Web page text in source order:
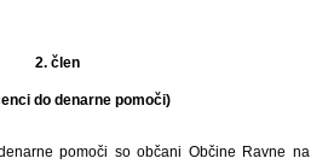
2. člen
do denarne pomoči)
pomoči so občani Občine Ravne na